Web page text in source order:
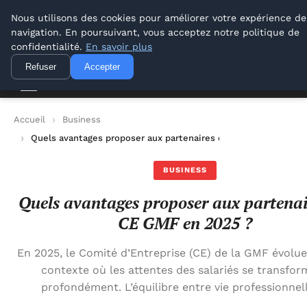
Lyon Photos
Lyon Photos
Accueil
Business
Quels avantages proposer aux partenaires du CE GMF en 2025
BUSINESS
Quels avantages proposer aux
CE GMF en 2025 ?
En 2025, le Comité d’Entreprise (CE) de la GMF
contexte où les attentes des salariés se
profondément. L’équilibre entre vie
Nous utilisons des cookies pour améliorer votre expérience de
navigation. En poursuivant, vous acceptez notre politique de
confidentialité. En savoir plus
Refuser Accepter